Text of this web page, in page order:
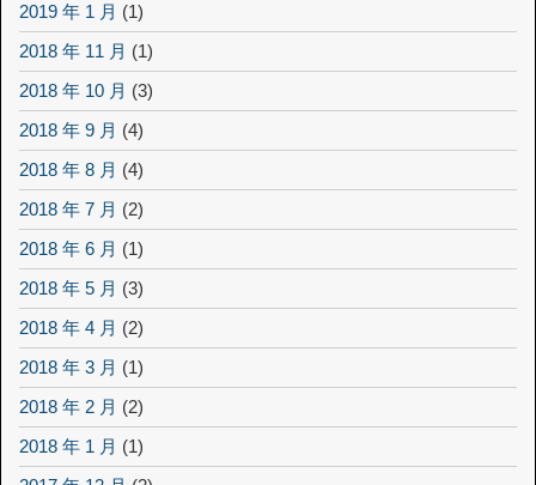
2019 年 1 月 (1)
2018 年 11 月 (1)
2018 年 10 月 (3)
2018 年 9 月 (4)
2018 年 8 月 (4)
2018 年 7 月 (2)
2018 年 6 月 (1)
2018 年 5 月 (3)
2018 年 4 月 (2)
2018 年 3 月 (1)
2018 年 2 月 (2)
2018 年 1 月 (1)